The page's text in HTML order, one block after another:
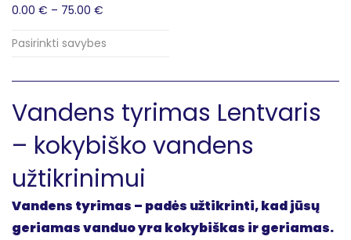
0.00 € – 75.00 €
Pasirinkti savybes
Vandens tyrimas Lentvaris
– kokybiško vandens
užtikrinimui
Vandens tyrimas – padės užtikrinti, kad jūsų
geriamas vanduo yra kokybiškas ir geriamas.